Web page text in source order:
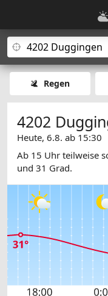
Regen
4202
Heute, 6.8. ab 15:30
Ab 15 Uhr teilweise
und 31 Grad.